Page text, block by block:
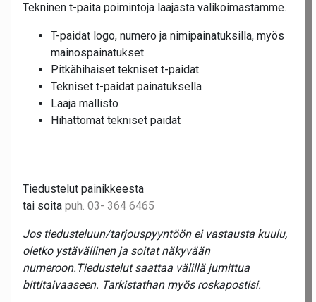
Tekninen t-paita poimintoja laajasta valikoimastamme.
T-paidat logo, numero ja nimipainatuksilla, myös
mainospainatukset
Pitkähihaiset tekniset t-paidat
Tekniset t-paidat painatuksella
Laaja mallisto
Hihattomat tekniset paidat
Tiedustelut painikkeesta
tai soita puh. 03- 364 6465
Jos tiedusteluun/tarjouspyyntöön ei vastausta kuulu,
oletko ystävällinen ja soitat näkyvään
numeroon.Tiedustelut saattaa välillä jumittua
bittitaivaaseen. Tarkistathan myös roskapostisi.